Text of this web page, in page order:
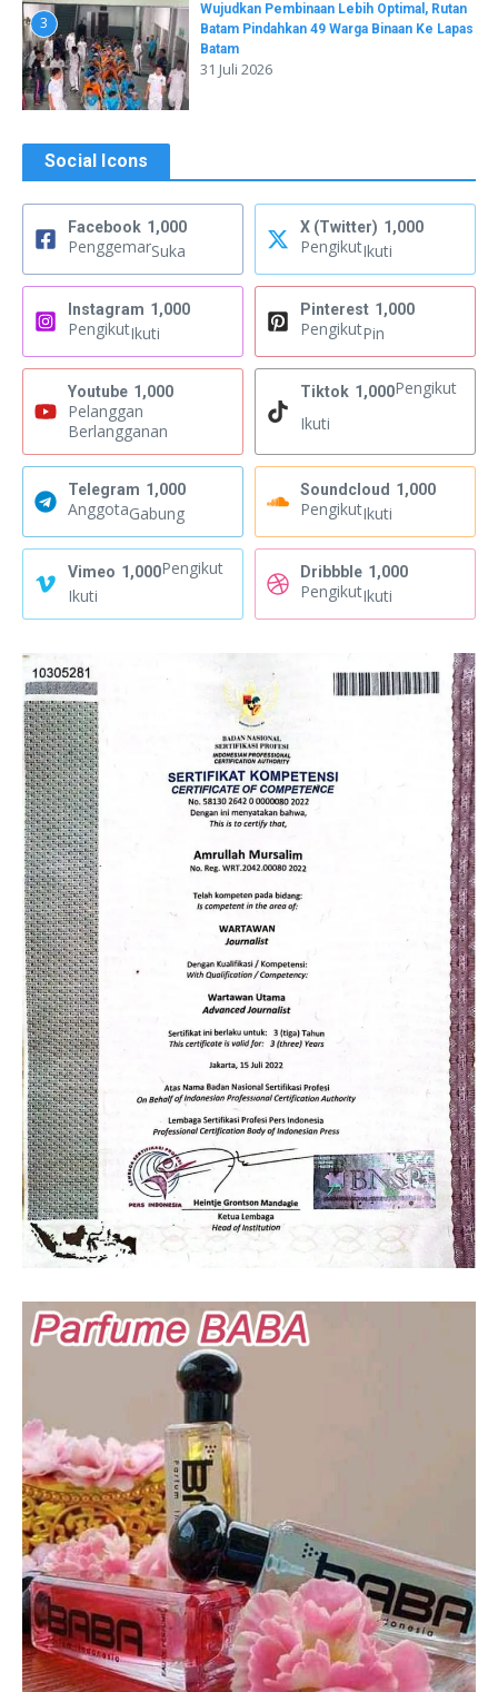
3
Wujudkan Pembinaan Lebih Optimal, Rutan
Batam Pindahkan 49 Warga Binaan Ke Lapas
Batam
31 Juli 2026
Social Icons
Facebook 1,000
PenggemarSuka
X (Twitter) 1,000
PengikutIkuti
Instagram 1,000
PengikutIkuti
Pinterest 1,000
PengikutPin
Youtube 1,000
Pelanggan
Berlangganan
Tiktok 1,000Pengikut
Ikuti
Telegram 1,000
AnggotaGabung
Soundcloud 1,000
PengikutIkuti
Vimeo 1,000Pengikut
Ikuti
Dribbble 1,000
PengikutIkuti